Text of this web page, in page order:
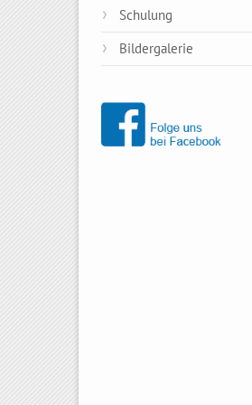
Schulung
Bildergalerie